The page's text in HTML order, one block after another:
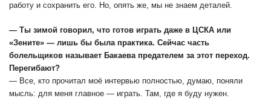
работу и сохранить его. Но, опять же, мы не знаем деталей.
― Ты зимой говорил, что готов играть даже в ЦСКА или
«Зените» ― лишь бы была практика. Сейчас часть
болельщиков называет Бакаева предателем за этот переход.
Перегибают?
― Все, кто прочитал моё интервью полностью, думаю, поняли
мысль: для меня главное — играть. Там, где я буду нужен.